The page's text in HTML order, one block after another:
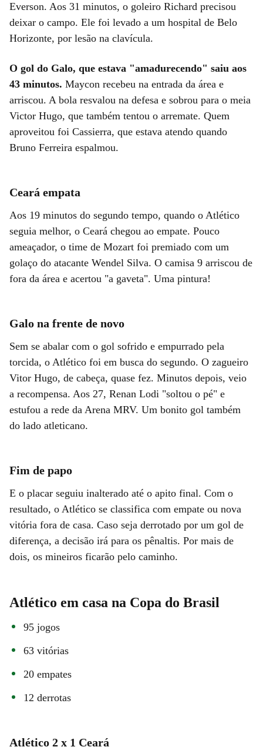
Everson. Aos 31 minutos, o goleiro Richard precisou
deixar o campo. Ele foi levado a um hospital de Belo
Horizonte, por lesão na clavícula.
O gol do Galo, que estava "amadurecendo" saiu aos
43 minutos. Maycon recebeu na entrada da área e
arriscou. A bola resvalou na defesa e sobrou para o meia
Victor Hugo, que também tentou o arremate. Quem
aproveitou foi Cassierra, que estava atendo quando
Bruno Ferreira espalmou.
Ceará empata
Aos 19 minutos do segundo tempo, quando o Atlético
seguia melhor, o Ceará chegou ao empate. Pouco
ameaçador, o time de Mozart foi premiado com um
golaço do atacante Wendel Silva. O camisa 9 arriscou de
fora da área e acertou "a gaveta". Uma pintura!
Galo na frente de novo
Sem se abalar com o gol sofrido e empurrado pela
torcida, o Atlético foi em busca do segundo. O zagueiro
Vitor Hugo, de cabeça, quase fez. Minutos depois, veio
a recompensa. Aos 27, Renan Lodi "soltou o pé" e
estufou a rede da Arena MRV. Um bonito gol também
do lado atleticano.
Fim de papo
E o placar seguiu inalterado até o apito final. Com o
resultado, o Atlético se classifica com empate ou nova
vitória fora de casa. Caso seja derrotado por um gol de
diferença, a decisão irá para os pênaltis. Por mais de
dois, os mineiros ficarão pelo caminho.
Atlético em casa na Copa do Brasil
95 jogos
63 vitórias
20 empates
12 derrotas
Atlético 2 x 1 Ceará